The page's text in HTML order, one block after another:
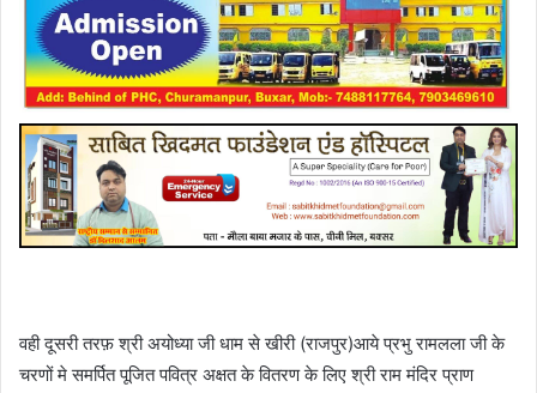
वही दूसरी तरफ़ श्री अयोध्या जी धाम से खीरी (राजपुर)आये प्रभु रामलला जी के
चरणों मे समर्पित पूजित पवित्र अक्षत के वितरण के लिए श्री राम मंदिर प्राण